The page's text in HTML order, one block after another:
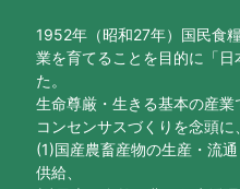
1952年（昭和27年）国民食
業を育てることを目的に「
た。
生命尊厳・生きる基本の産
コンセンサスづくりを念頭に、
(1)国産農畜産物の生産・流
供給、